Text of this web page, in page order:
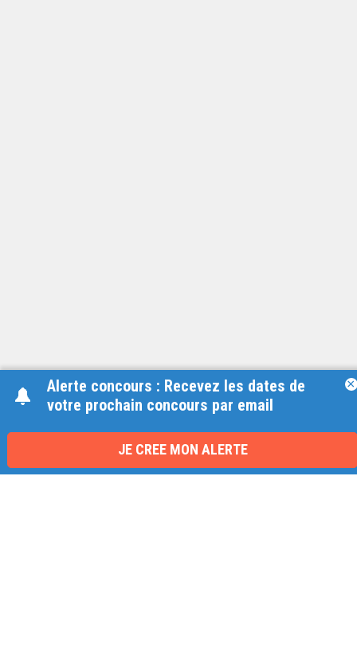
Alerte concours : Recevez les dates de
votre prochain concours par email
JE CREE MON ALERTE
×
Une équipe à votre écoute
du lundi au vendredi de 9h à 17h
01 79 06 76 68